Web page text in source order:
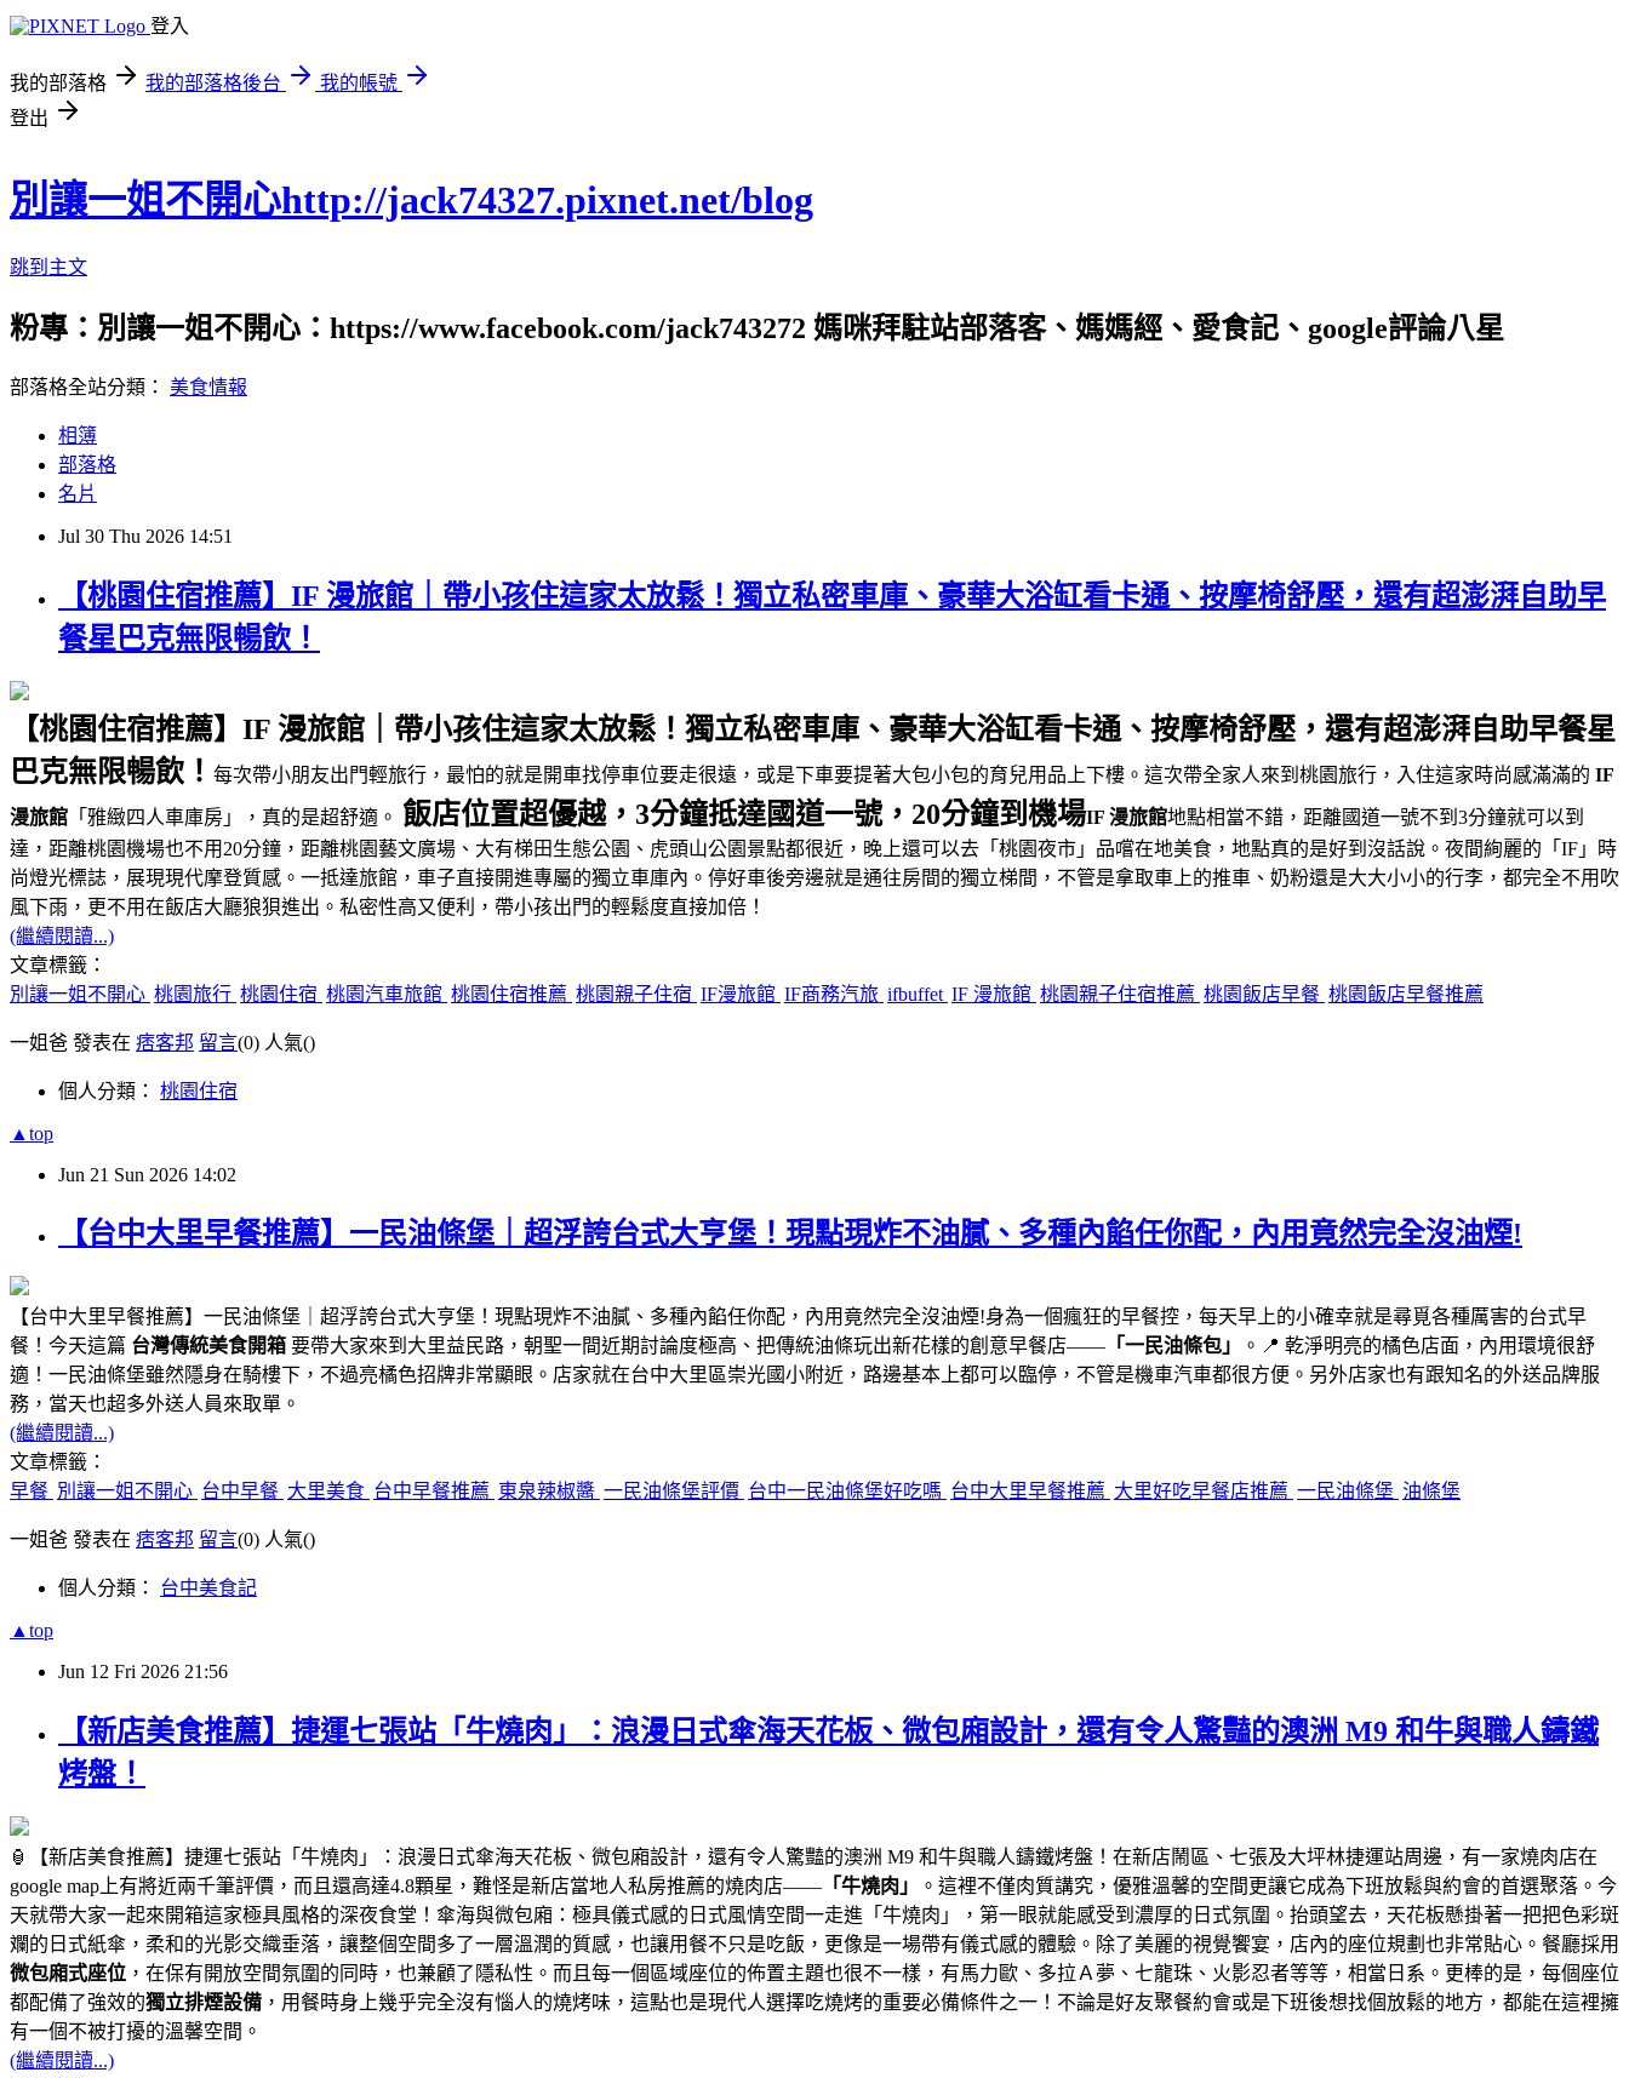
登入
我的部落格 我的部落格後台
我的帳號
登出
別讓一姐不開心http://jack74327.pixnet.net/blog
跳到主文
粉專：別讓一姐不開心：https://www.facebook.com/jack743272 媽咪拜駐站部落客、媽媽經、愛食記、google評論八星
部落格全站分類： 美食情報
相簿
部落格
名片
Jul 30 Thu 2026 14:51
【桃園住宿推薦】IF 漫旅館｜帶小孩住這家太放鬆！獨立私密車庫、豪華大浴缸看卡通、按摩椅舒壓，還有超澎湃自助早
餐星巴克無限暢飲！
【桃園住宿推薦】IF 漫旅館｜帶小孩住這家太放鬆！獨立私密車庫、豪華大浴缸看卡通、按摩椅舒壓，還有超澎湃自助早餐星
巴克無限暢飲！ 每次帶小朋友出門輕旅行，最怕的就是開車找停車位要走很遠，或是下車要提著大包小包的育兒用品上下樓。這次帶全家人來到桃園旅行，入住這家時尚感滿滿的 IF
漫旅館 「雅緻四人車庫房」，真的是超舒適。 飯店位置超優越，3分鐘抵達國道一號，20分鐘到機場IF 漫旅館地點相當不錯，距離國道一號不到3分鐘就可以到
達，距離桃園機場也不用20分鐘，距離桃園藝文廣場、大有梯田生態公園、虎頭山公園景點都很近，晚上還可以去「桃園夜市」品嚐在地美食，地點真的是好到沒話說。夜間絢麗的「IF」時
尚燈光標誌，展現現代摩登質感。一抵達旅館，車子直接開進專屬的獨立車庫內。停好車後旁邊就是通往房間的獨立梯間，不管是拿取車上的推車、奶粉還是大大小小的行李，都完全不用吹
風下雨，更不用在飯店大廳狼狽進出。私密性高又便利，帶小孩出門的輕鬆度直接加倍！
(繼續閱讀...)
文章標籤：
別讓一姐不開心 桃園旅行 桃園住宿 桃園汽車旅館 桃園住宿推薦 桃園親子住宿 IF漫旅館 IF商務汽旅 ifbuffet IF 漫旅館 桃園親子住宿推薦 桃園飯店早餐 桃園飯店早餐推薦
一姐爸 發表在 痞客邦 留言(0) 人氣()
個人分類： 桃園住宿
▲top
Jun 21 Sun 2026 14:02
【台中大里早餐推薦】一民油條堡｜超浮誇台式大亨堡！現點現炸不油膩、多種內餡任你配，內用竟然完全沒油煙!
【台中大里早餐推薦】一民油條堡｜超浮誇台式大亨堡！現點現炸不油膩、多種內餡任你配，內用竟然完全沒油煙!身為一個瘋狂的早餐控，每天早上的小確幸就是尋覓各種厲害的台式早
餐！今天這篇 台灣傳統美食開箱 要帶大家來到大里益民路，朝聖一間近期討論度極高、把傳統油條玩出新花樣的創意早餐店—— 「一民油條包」
。📍 乾淨明亮的橘色店面，內用環境很舒
適！一民油條堡雖然隱身在騎樓下，不過亮橘色招牌非常顯眼。店家就在台中大里區崇光國小附近，路邊基本上都可以臨停，不管是機車汽車都很方便。另外店家也有跟知名的外送品牌服
務，當天也超多外送人員來取單。
(繼續閱讀...)
文章標籤：
早餐 別讓一姐不開心 台中早餐 大里美食 台中早餐推薦 東泉辣椒醬 一民油條堡評價 台中一民油條堡好吃嗎 台中大里早餐推薦 大里好吃早餐店推薦 一民油條堡 油條堡
一姐爸 發表在 痞客邦 留言(0) 人氣()
個人分類： 台中美食記
▲top
Jun 12 Fri 2026 21:56
【新店美食推薦】捷運七張站「牛燒肉」：浪漫日式傘海天花板、微包廂設計，還有令人驚豔的澳洲 M9 和牛與職人鑄鐵
烤盤！
🏮【新店美食推薦】捷運七張站「牛燒肉」：浪漫日式傘海天花板、微包廂設計，還有令人驚豔的澳洲 M9 和牛與職人鑄鐵烤盤！在新店鬧區、七張及大坪林捷運站周邊，有一家燒肉店在
google map上有將近兩千筆評價，而且還高達4.8顆星，難怪是新店當地人私房推薦的燒肉店—— 「牛燒肉」
。這裡不僅肉質講究，優雅溫馨的空間更讓它成為下班放鬆與約會的首選聚落。今
天就帶大家一起來開箱這家極具風格的深夜食堂！傘海與微包廂：極具儀式感的日式風情空間一走進「牛燒肉」，第一眼就能感受到濃厚的日式氛圍。抬頭望去，天花板懸掛著一把把色彩斑
斕的日式紙傘，柔和的光影交織垂落，讓整個空間多了一層溫潤的質感，也讓用餐不只是吃飯，更像是一場帶有儀式感的體驗。除了美麗的視覺饗宴，店內的座位規劃也非常貼心。餐廳採用
微包廂式座位 ，在保有開放空間氛圍的同時，也兼顧了隱私性。而且每一個區域座位的佈置主題也很不一樣，有馬力歐、多拉Ａ夢、七龍珠、火影忍者等等，相當日系。更棒的是，每個座位
都配備了強效的獨立排煙設備 ，用餐時身上幾乎完全沒有惱人的燒烤味，這點也是現代人選擇吃燒烤的重要必備條件之一！不論是好友聚餐約會或是下班後想找個放鬆的地方，都能在這裡擁
有一個不被打擾的溫馨空間。
(繼續閱讀...)